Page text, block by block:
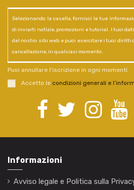
Selezionando la casella, fornisci le tue
di inviarti notizie, promozioni e tutorial. I tuoi
del nostro sito web e puoi esercitare i tuoi diritti
cancellazione, in qualsiasi momento.
Puoi annullare l'iscrizione in ogni momenti.
Accetto le condizioni generali e
Informazioni
Avviso legale e Politica sulla